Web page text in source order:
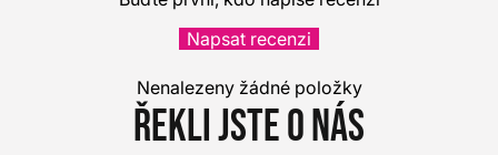
Napsat recenzi
Nenalezeny žádné položky
Řekli jste o nás